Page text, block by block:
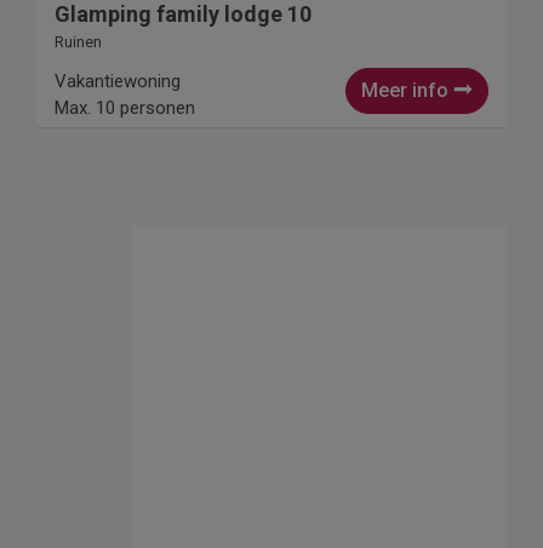
Glamping family lodge 10
Ruinen
Meer info
Vakantiewoning
Max. 10 personen